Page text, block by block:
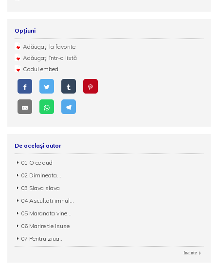
Opțiuni
Adăugați la favorite
Adăugați într-o listă
Codul embed
De același autor
01 O ce aud
02 Dimineata...
03 Slava slava
04 Ascultati imnul...
05 Maranata vine...
06 Marire tie Isuse
07 Pentru ziua...
Inainte